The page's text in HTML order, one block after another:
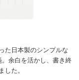
た日本製のシンプルな
余白を活かし、書き終
した。